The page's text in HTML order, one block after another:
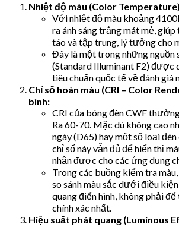
Nhiệt độ màu (Color
Với nhiệt độ màu khoảng
ra ánh sáng trắng mát mẻ,
táo và tập trung, lý tưởng cho
Đây là một trong những nguồn
(Standard Illuminant F2) được
tiêu chuẩn quốc tế về đánh giá
Chỉ số hoàn màu (CRI – Color
bình:
CRI của bóng đèn CWF
Ra 60-70. Mặc dù không cao
ngày (D65) hay một số loại
chỉ số này vẫn đủ để hiển thị
nhận được cho các ứng dụng
Trong các buồng kiểm tra
so sánh màu sắc dưới điều kiện
quang điển hình, không phải
chính xác nhất.
Hiệu suất phát quang (Luminous